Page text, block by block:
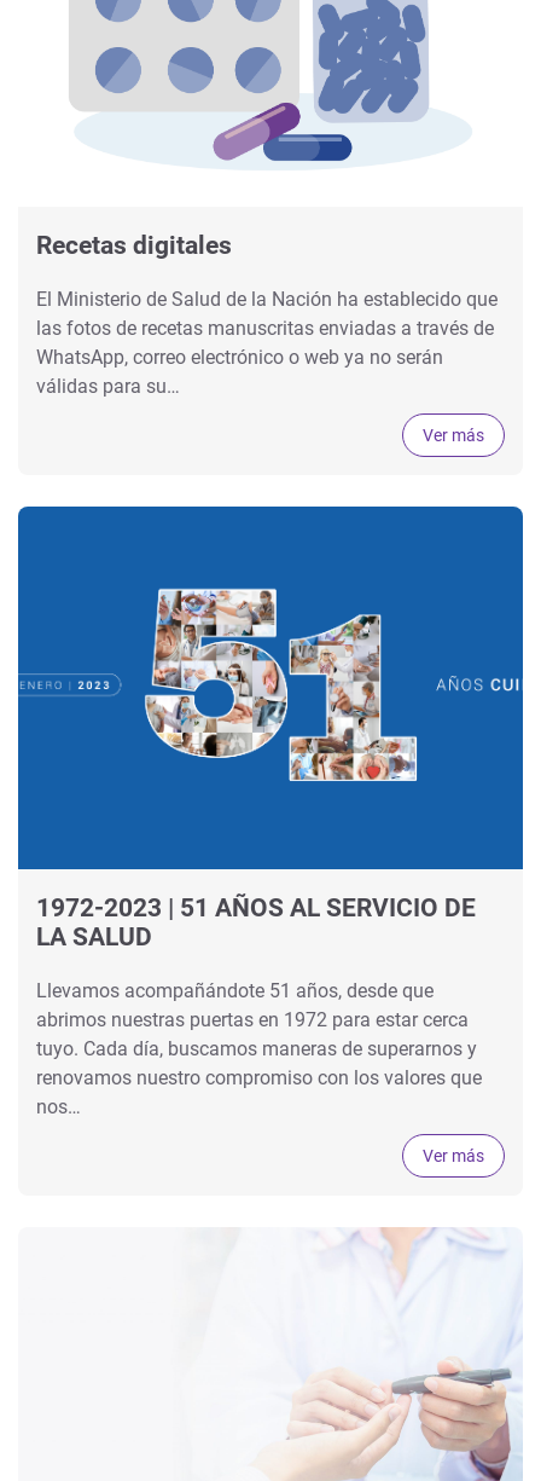
Recetas digitales
El Ministerio de Salud de la Nación ha establecido que
las fotos de recetas manuscritas enviadas a través de
WhatsApp, correo electrónico o web ya no serán
válidas para su…
Ver más
1972-2023 | 51 AÑOS AL SERVICIO DE
LA SALUD
Llevamos acompañándote 51 años, desde que
abrimos nuestras puertas en 1972 para estar cerca
tuyo. Cada día, buscamos maneras de superarnos y
renovamos nuestro compromiso con los valores que
nos…
Ver más